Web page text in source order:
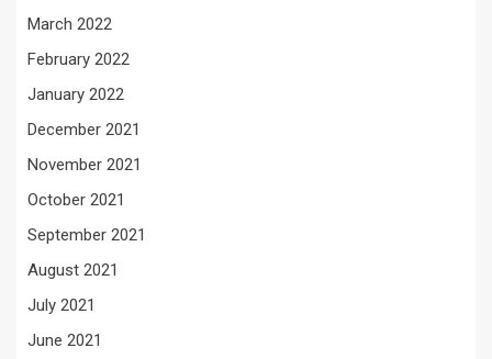
March 2022
February 2022
January 2022
December 2021
November 2021
October 2021
September 2021
August 2021
July 2021
June 2021